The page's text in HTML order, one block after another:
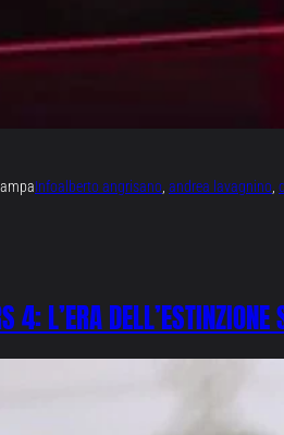
Infoalberto angrisano andrea lavagnino
4: L’ERA